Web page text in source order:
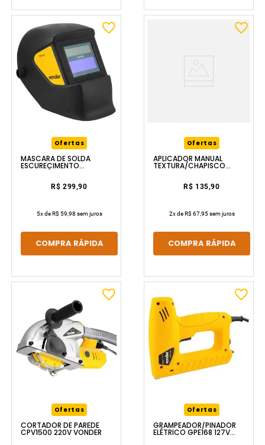
Ofertas
MÁSCARA DE SOLDA
ESCURECIMENTO
AUTOMÁTICO TON 12
R$ 299,90
5x deR$ 59,98 sem juros
COMPRA RÁPIDA
Ofertas
APLICADOR MANUAL
TEXTURA/CHAPISCO
R$ 135,90
2x deR$ 67,95sem juros
COMPRA RÁPIDA
Ofertas
CORTADOR DE PAREDE
CPV1500 220V VONDER
Ofertas
GRAMPEADOR/PINADOR
ELÉTRICO GPE168 127V